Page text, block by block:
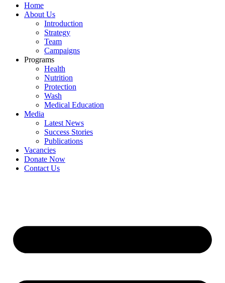
Home
About Us
Introduction
Strategy
Team
Campaigns
Programs
Health
Nutrition
Protection
Wash
Medical Education
Media
Latest News
Success Stories
Publications
Vacancies
Donate Now
Contact Us